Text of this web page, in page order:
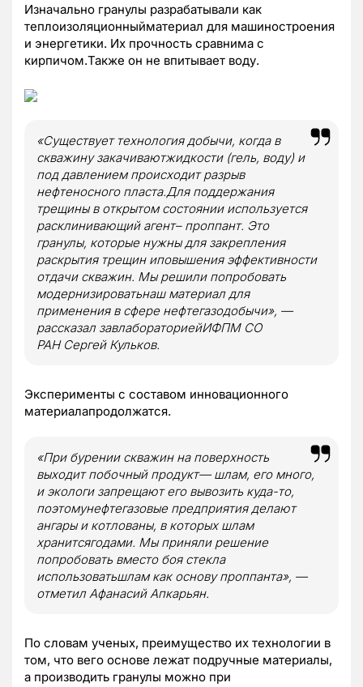
Изначально гранулы разрабатывали как
теплоизоляционныйматериал для машиностроения
и энергетики. Их прочность сравнима с
кирпичом.Также он не впитывает воду.
«Существует технология добычи, когда в
скважину закачиваютжидкости (гель, воду) и
под давлением происходит разрыв
нефтеносного пласта.Для поддержания
трещины в открытом состоянии используется
расклинивающий агент– проппант. Это
гранулы, которые нужны для закрепления
раскрытия трещин иповышения эффективности
отдачи скважин. Мы решили попробовать
модернизироватьнаш материал для
применения в сфере нефтегазодобычи», —
рассказал завлабораториейИФПМ СО
РАН Сергей Кульков.
Эксперименты с составом инновационного
материалапродолжатся.
«При бурении скважин на поверхность
выходит побочный продукт— шлам, его много,
и экологи запрещают его вывозить куда-то,
поэтомунефтегазовые предприятия делают
ангары и котлованы, в которых шлам
хранитсягодами. Мы приняли решение
попробовать вместо боя стекла
использоватьшлам как основу проппанта», —
отметил Афанасий Апкарьян.
По словам ученых, преимущество их технологии в
том, что вего основе лежат подручные материалы,
а производить гранулы можно при